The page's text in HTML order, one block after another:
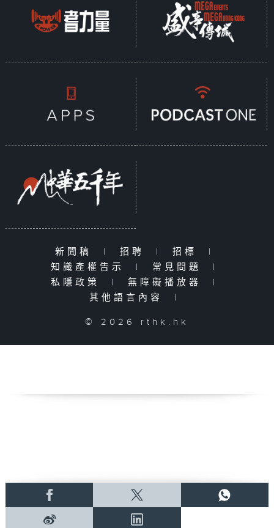
新聞稿 | 招聘 | 招標
|
知識產權告示
| 常見問題
|
私隱政策
| 無障礙播放器
|
其他語言內容
|
© 2026 rthk.hk